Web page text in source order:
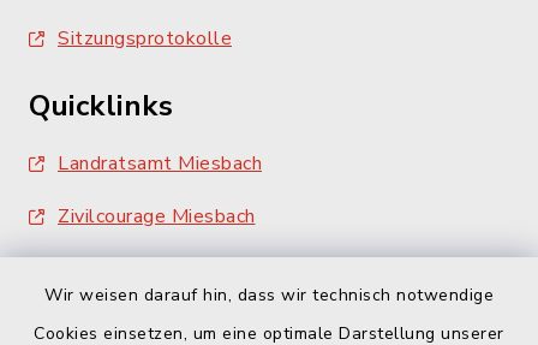
Wir weisen darauf hin, dass wir technisch notwendige
Cookies einsetzen, um eine optimale Darstellung unserer
Sitzungsprotokolle
Quicklinks
Landratsamt Miesbach
Zivilcourage Miesbach